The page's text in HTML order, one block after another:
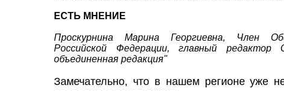
ЕСТЬ МНЕНИЕ
Проскурнина Марина Георгиевна, Член
Российской Федерации, главный редактор
объединенная редакция"
Замечательно, что в нашем регионе уже